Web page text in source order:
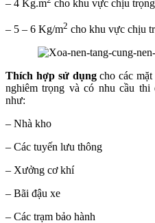
– 4 Kg.m cho khu vực chịu
– 5 – 6 Kg/m2 cho khu vực chịu
Thích hợp sử dụngcho các mặt
nghiêm trọng và có nhu cầu
như:
– Nhà kho
– Các tuyến lưu thông
– Xưởng cơ khí
– Bãi đậu xe
– Các trạm bảo hành